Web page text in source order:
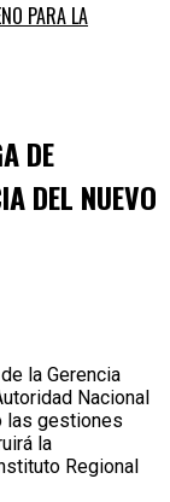
PARA LA
DE
DEL NUEVO
la Gerencia
Nacional
las gestiones
la
Regional